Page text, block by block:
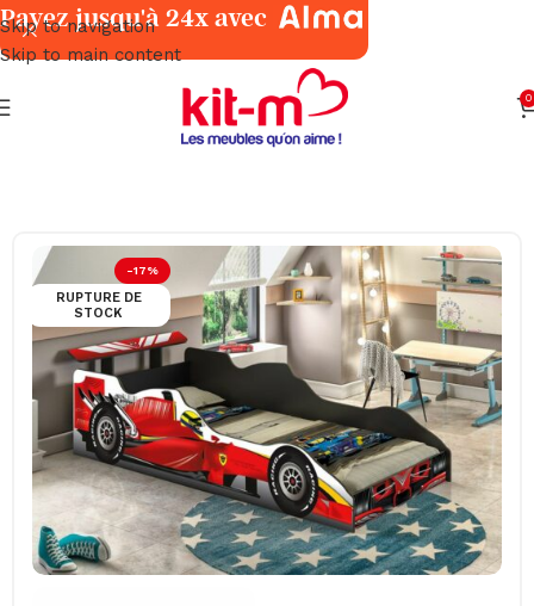
Skip to navigation
Skip to main content
0
-17%
RUPTURE DE
STOCK
Payez jusqu'à 24x avec